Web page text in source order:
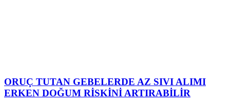
ORUÇ TUTAN GEBELERDE AZ SIVI ALIMI
ERKEN DOĞUM RİSKİNİ ARTIRABİLİR